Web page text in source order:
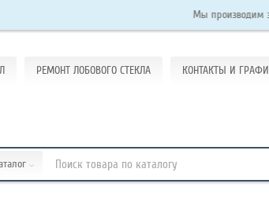
Мы производим замену
РЕМОНТ ЛОБОВОГО СТЕКЛА КОНТАКТЫ И